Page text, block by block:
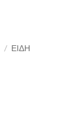
/ ΕΙΔΗ